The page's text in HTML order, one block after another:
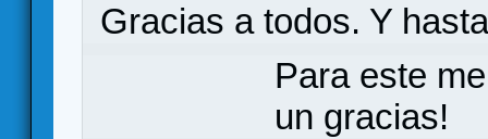
Gracias a todos. Y
Para este
un gracias!